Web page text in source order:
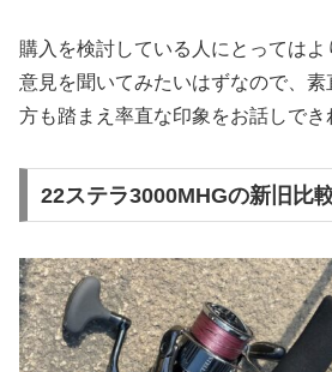
購入を検討している人にとっては
意見を聞いてみたいはずなので、
方も踏まえ率直な印象をお話しでき
22ステラ3000MHGの新旧比